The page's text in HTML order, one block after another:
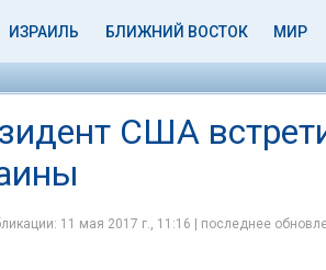
ИЗРАИЛЬ БЛИЖНИЙ ВОСТОК МИР
США
11 мая 2017 г., 11:16 | последнее